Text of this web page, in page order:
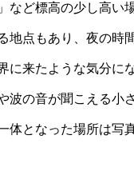
など標高の少し高い
地点もあり、夜の時
に来たような気分に
波の音が聞こえる小
体となった場所は写